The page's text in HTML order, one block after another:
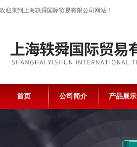
欢迎来到上海轶舜国际贸易有限公司网站！
首页 公司简介 产品展示